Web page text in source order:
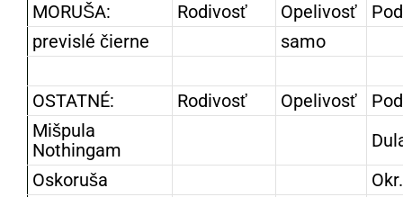
MORUŠA: Rodivosť Opelivosť
previslé čierne
samo
OSTATNÉ: Rodivosť Opelivosť
Mišpula
Nothingam
Oskoruša